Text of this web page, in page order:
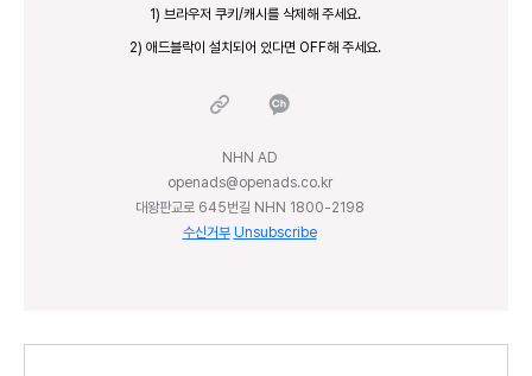
1) 브라우저 쿠키/캐시를 삭제해 주세요.
2) 애드블락이 설치되어 있다면 OFF해 주세요.
NHN AD
openads@openads.co.kr
대왕판교로 645번길 NHN 1800-2198
수신거부 Unsubscribe